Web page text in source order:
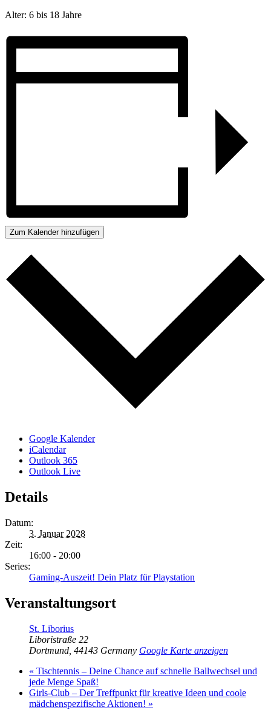
Alter: 6 bis 18 Jahre
Zum Kalender hinzufügen
Google Kalender
iCalendar
Outlook 365
Outlook Live
Details
Datum:
3. Januar 2028
Zeit:
16:00 - 20:00
Series:
Gaming-Auszeit! Dein Platz für Playstation
Veranstaltungsort
St. Liborius
Liboristraße 22
Dortmund 44143 Germany Google Karte anzeigen
« Tischtennis – Deine Chance auf schnelle Ballwechsel und
jede Menge Spaß!
Girls-Club – Der Treffpunkt für kreative Ideen und coole
mädchenspezifische Aktionen! »